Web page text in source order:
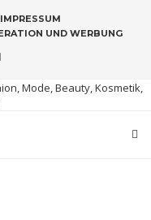
IMPRESSUM
UND WERBUNG